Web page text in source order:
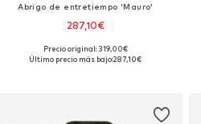
Abrigo de entretiempo 'Mauro'
287,10€
Tallas disponibles: S, M, L, XL, XXL, XXXL
Precio original: 319,00€
Último precio más bajo:287,10€